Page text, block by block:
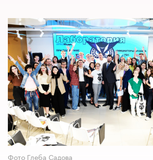
Фото Глеба Садова